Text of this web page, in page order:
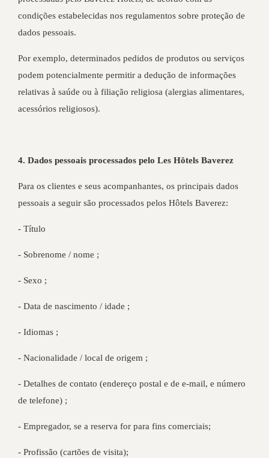
condições estabelecidas nos regulamentos sobre proteção de
dados pessoais.
Por exemplo, determinados pedidos de produtos ou serviços
podem potencialmente permitir a dedução de informações
relativas à saúde ou à filiação religiosa (alergias alimentares,
acessórios religiosos).
4. Dados pessoais processados pelo Les Hôtels Baverez
Para os clientes e seus acompanhantes, os principais dados
pessoais a seguir são processados pelos Hôtels Baverez:
- Título
- Sobrenome / nome ;
- Sexo ;
- Data de nascimento / idade ;
- Idiomas ;
- Nacionalidade / local de origem ;
- Detalhes de contato (endereço postal e de e-mail, e número
de telefone) ;
- Empregador, se a reserva for para fins comerciais;
- Profissão (cartões de visita);